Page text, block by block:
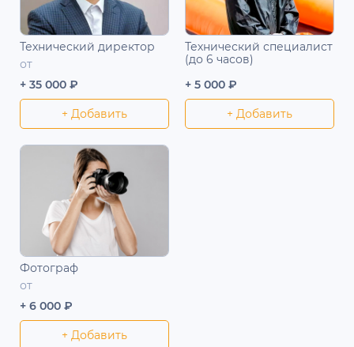
Технический директор
от
+ 35 000 ₽
+ Добавить
Технический специалист
(до 6 часов)
+ 5 000 ₽
+ Добавить
Фотограф
от
+ 6 000 ₽
+ Добавить